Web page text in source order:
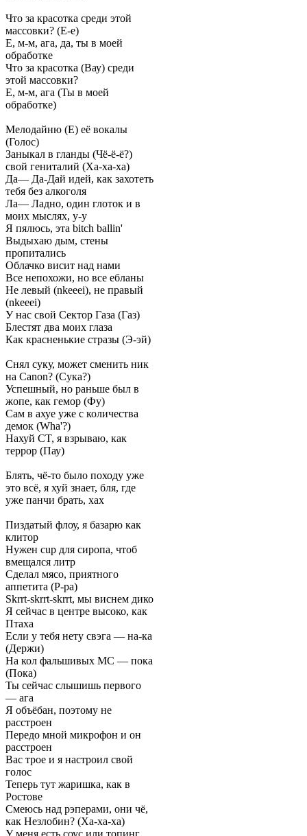
Что за красотка среди этой
массовки? (Е-е)
Е, м-м, ага, да, ты в моей
обработке
Что за красотка (Вау) среди
этой массовки?
Е, м-м, ага (Ты в моей
обработке)
Мелодайню (Е) её вокалы
(Голос)
Заныкал в гланды (Чё-ё-ё?)
свой гениталий (Ха-ха-ха)
Да— Да-Дай идей, как захотеть
тебя без алкоголя
Ла— Ладно, один глоток и в
моих мыслях, у-у
Я пялюсь, эта bitch ballin'
Выдыхаю дым, стены
пропитались
Облачко висит над нами
Все непохожи, но все ебланы
Не левый (nkeeei), не правый
(nkeeei)
У нас свой Сектор Газа (Газ)
Блестят два моих глаза
Как красненькие стразы (Э-эй)
Снял суку, может сменить ник
на Canon? (Сука?)
Успешный, но раньше был в
жопе, как гемор (Фу)
Сам в ахуе уже с количества
демок (Wha'?)
Нахуй CT, я взрываю, как
террор (Пау)
Блять, чё-то было походу уже
это всё, я хуй знает, бля, где
уже панчи брать, хах
Пиздатый флоу, я базарю как
клитор
Нужен cup для сиропа, чтоб
вмещался литр
Сделал мясо, приятного
аппетита (Р-ра)
Skrrt-skrrt-skrrt, мы виснем дико
Я сейчас в центре высоко, как
Птаха
Если у тебя нету свэга — на-ка
(Держи)
На кол фальшивых MC — пока
(Пока)
Ты сейчас слышишь первого
— ага
Я объёбан, поэтому не
расстроен
Передо мной микрофон и он
расстроен
Вас трое и я настроил свой
голос
Теперь тут жаришка, как в
Ростове
Смеюсь над рэперами, они чё,
как Незлобин? (Ха-ха-ха)
У меня есть соус или топинг,